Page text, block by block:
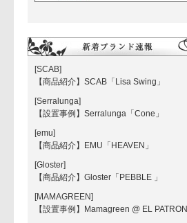
[SCAB]
【商品紹介】SCAB「Lisa Swing」
[Serralunga]
【設置事例】Serralunga「Cone」
[emu]
【商品紹介】EMU「HEAVEN」
[Gloster]
【商品紹介】Gloster「PEBBLE 」
[MAMAGREEN]
【設置事例】Mamagreen @ EL PATRON